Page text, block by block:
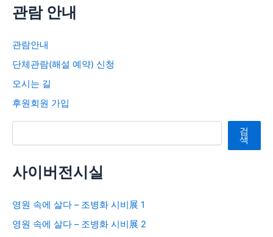
관람 안내
관람안내
단체관람(해설 예약) 신청
오시는 길
후원회원 가입
검색 검
색
사이버전시실
영원 속에 살다 – 조병화 시비展 1
영원 속에 살다 – 조병화 시비展 2